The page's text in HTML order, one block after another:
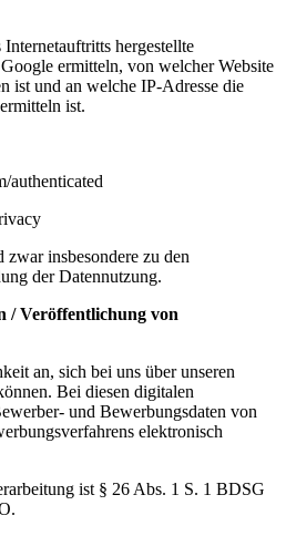
hergestellte
ermitteln, von welcher Website
ist und an welche IP-Adresse die
ist.
authenticated
insbesondere zu den
der Datennutzung.
/ Veröffentlichung von
an, sich bei uns über unseren
Bei diesen digitalen
und Bewerbungsdaten von
elektronisch
ist § 26 Abs. 1 S. 1 BDSG